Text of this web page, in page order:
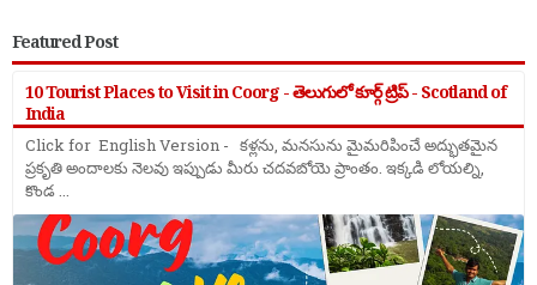
Featured Post
10 Tourist Places to Visit in Coorg - తెలుగులో కూర్గ్ ట్రిప్ - Scotland of
India
Click for English Version - కళ్లను, మనసును మైమరిపించే అద్భుతమైన
ప్రకృతి అందాలకు నెలవు ఇప్పుడు మీరు చదవబోయె ప్రాంతం. ఇక్కడి లోయల్ని,
కొండ ...